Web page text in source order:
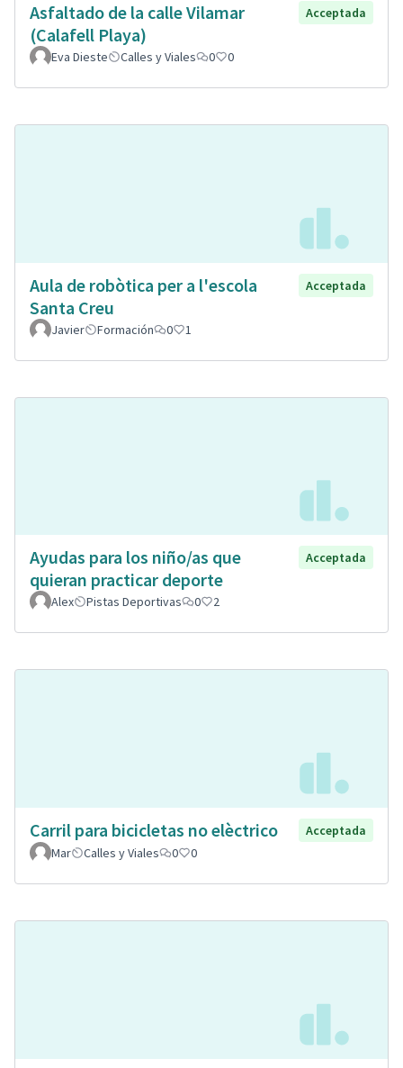
Asfaltado de la calle Vilamar
(Calafell Playa)
Acceptada
Eva Dieste Calles y Viales 0 0
Aula de robòtica per a l'escola
Santa Creu
Acceptada
Javier Formación 0 1
Ayudas para los niño/as que
quieran practicar deporte
Acceptada
Alex Pistas Deportivas 0 2
Carril para bicicletas no elèctrico
Acceptada
Mar
Calles y Viales 0 0